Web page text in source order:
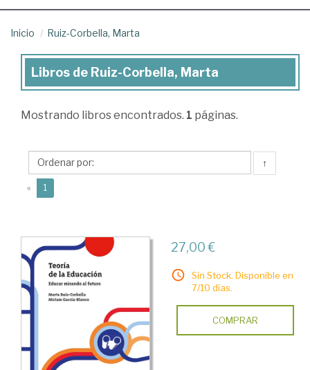
Inicio Ruiz-Corbella, Marta
Libros
Ruiz-
Marta
Libros de Ruiz-Corbella, Marta
Mostrando libros encontrados. 1 páginas.
↑
« 1
27,00 €
Sin Stock. Disponible en
7/10 días.
COMPRAR